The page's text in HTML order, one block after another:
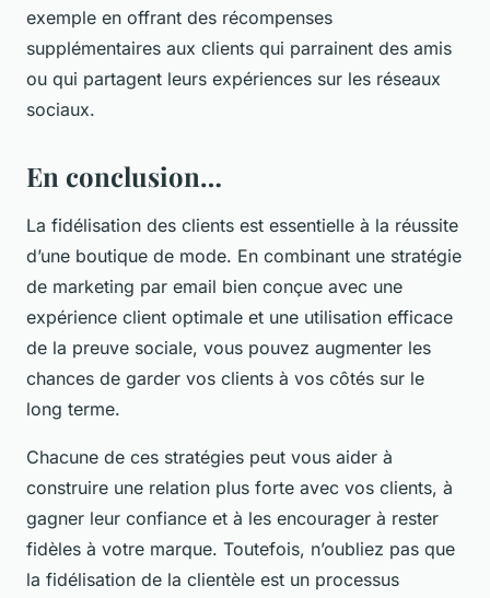
exemple en offrant des récompenses
supplémentaires aux clients qui parrainent des amis
ou qui partagent leurs expériences sur les réseaux
sociaux.
En conclusion…
La fidélisation des clients est essentielle à la réussite
d’une boutique de mode. En combinant une stratégie
de marketing par email bien conçue avec une
expérience client optimale et une utilisation efficace
de la preuve sociale, vous pouvez augmenter les
chances de garder vos clients à vos côtés sur le
long terme.
Chacune de ces stratégies peut vous aider à
construire une relation plus forte avec vos clients, à
gagner leur confiance et à les encourager à rester
fidèles à votre marque. Toutefois, n’oubliez pas que
la fidélisation de la clientèle est un processus